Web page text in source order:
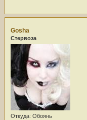
Gosha
Стервоза
Откуда: Обоянь